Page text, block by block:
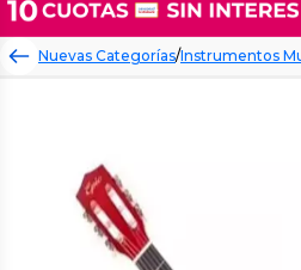
Nuevas Categorías/Instrumentos